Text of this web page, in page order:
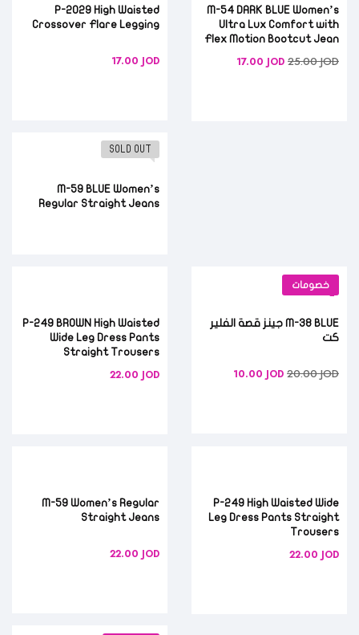
M-54 DARK BLUE Women’s
Ultra Lux Comfort with
Flex Motion Bootcut Jean
25.00JOD
17.00 JOD
P-2029 High Waisted
Crossover Flare Legging
17.00 JOD
SOLD OUT
M-59 BLUE Women’s
Regular Straight Jeans
خصومات
M-38 BLUE جينز قصة الفلير
كت
20.00JOD
10.00 JOD
P-249 BROWN High Waisted
Wide Leg Dress Pants
Straight Trousers
22.00 JOD
P-249 High Waisted Wide
Leg Dress Pants Straight
Trousers
22.00 JOD
M-59 Women’s Regular
Straight Jeans
22.00 JOD